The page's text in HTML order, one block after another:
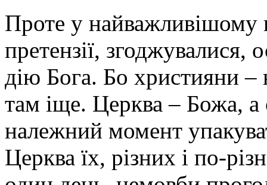
Проте у найважливішому
претензії, згоджувалися,
дію Бога. Бо християни –
там іще. Церква – Божа, а
належний момент
Церква їх, різних і по-